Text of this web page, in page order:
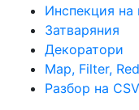
Инспекция на
Затваряния
Декоратори
Map, Filter,
Разбор на